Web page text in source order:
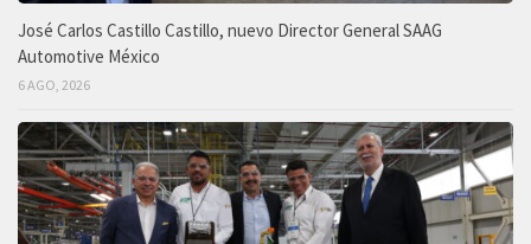
José Carlos Castillo Castillo, nuevo Director General SAAG
Automotive México
6 AGO, 2026